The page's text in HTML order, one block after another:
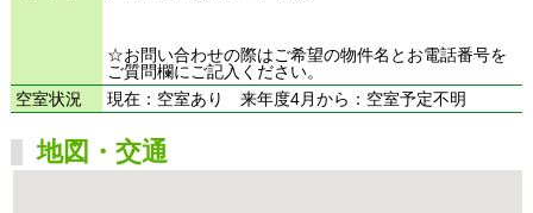
☆お問い合わせの際はご希望の物件名とお電話番号を
ご質問欄にご記入ください。
空室状況
現在：空室あり 来年度4月から：空室予定不明
地図・交通